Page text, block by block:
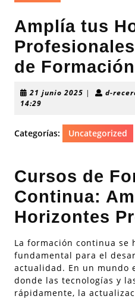
Amplía tus
de
21 junio 2025 21| d-
14:29
Categorías: Uncategorized
Cursos de
Continua:
Horizontes
La formación continua
fundamental para el
actualidad. En un mundo
donde las tecnologías y
rápidamente, la